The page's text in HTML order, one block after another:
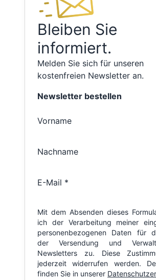
Bleiben Sie
informiert.
Melden Sie sich für unseren
kostenfreien Newsletter an.